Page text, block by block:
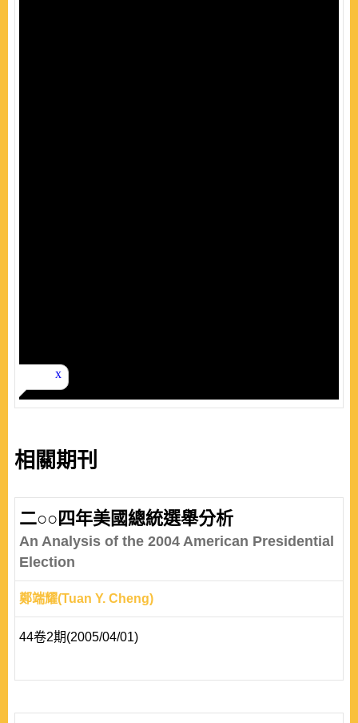
相關期刊
二○○四年美國總統選舉分析
An Analysis of the 2004 American Presidential
Election
鄭端耀(Tuan Y. Cheng)
44卷2期(2005/04/01)